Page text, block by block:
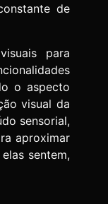
de
para
o aspecto
visual da
sensorial,
aproximar
sentem,